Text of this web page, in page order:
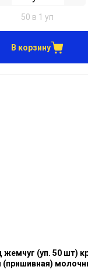
50 в 1 уп
В корзину
жемчуг (уп. 50 шт)
(пришивная)